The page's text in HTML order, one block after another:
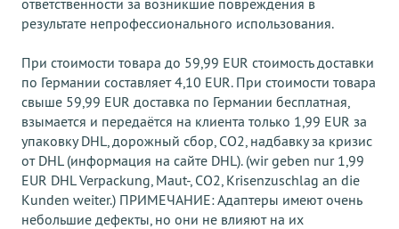
ответственности за возникшие повреждения в
результате непрофессионального использования.
При стоимости товара до 59,99 EUR стоимость доставки
по Германии составляет 4,10 EUR. При стоимости товара
свыше 59,99 EUR доставка по Германии бесплатная,
взымается и передаётся на клиента только 1,99 EUR за
упаковку DHL, дорожный сбор, CO2, надбавку за кризис
от DHL (информация на сайте DHL). (wir geben nur 1,99
EUR DHL Verpackung, Maut-, CO2, Krisenzuschlag an die
Kunden weiter.) ПРИМЕЧАНИЕ: Адаптеры имеют очень
небольшие дефекты, но они не влияют на их